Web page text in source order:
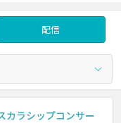
配信
カラシップコンサー